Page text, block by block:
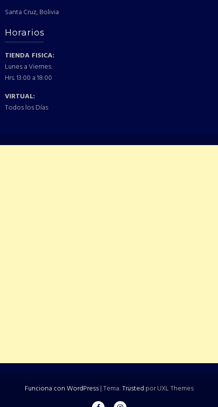
Santa Cruz, Bolivia
Horarios
TIENDA FISICA:
Lunes a Viernes:
Hrs. 13:00 a 18:00
VIRTUAL:
Todos los Días
Funciona con WordPress|Tema:Trusted por UXL Themes